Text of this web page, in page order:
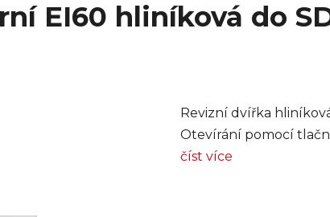
EI60 hliníková do
Revizní dvířka
Otevírání pomocí
číst více